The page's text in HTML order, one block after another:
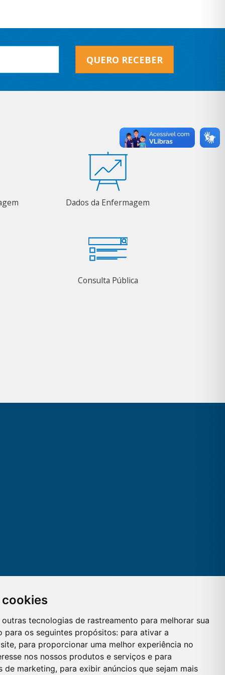
tecnologias de rastreamento para melhorar sua
para os seguintes propósitos: para ativar a
, para proporcionar uma melhor experiência no
nos nossos produtos e serviços e para
de marketing, para exibir anúncios que sejam mais
QUERO RECEBER
Dados da Enfermagem
Consulta Pública